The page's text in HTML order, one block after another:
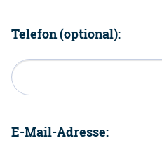
Telefon (optional):
E-Mail-Adresse: